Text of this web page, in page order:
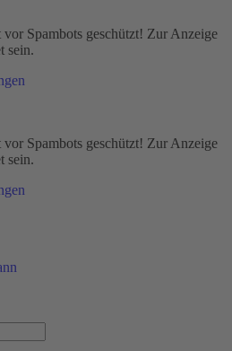
Spambots geschützt! Zur Anzeige
sein.
Spambots geschützt! Zur Anzeige
sein.